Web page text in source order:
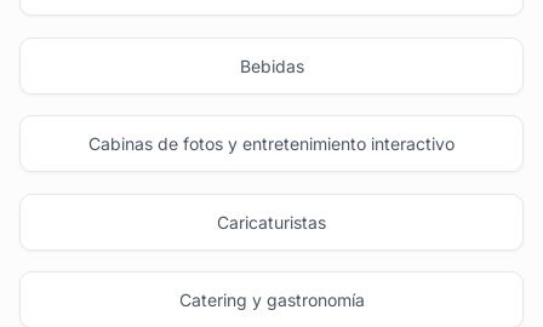
Bebidas
Cabinas de fotos y entretenimiento interactivo
Caricaturistas
Catering y gastronomía